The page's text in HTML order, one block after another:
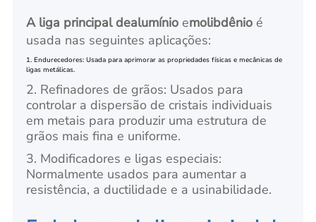
A liga principal dealumínio emolibdênio é
usada nas seguintes aplicações:
1. Endurecedores: Usada para aprimorar as propriedades físicas e mecânicas de
ligas metálicas.
2. Refinadores de grãos: Usados para
controlar a dispersão de cristais individuais
em metais para produzir uma estrutura de
grãos mais fina e uniforme.
3. Modificadores e ligas especiais:
Normalmente usados para aumentar a
resistência, a ductilidade e a usinabilidade.